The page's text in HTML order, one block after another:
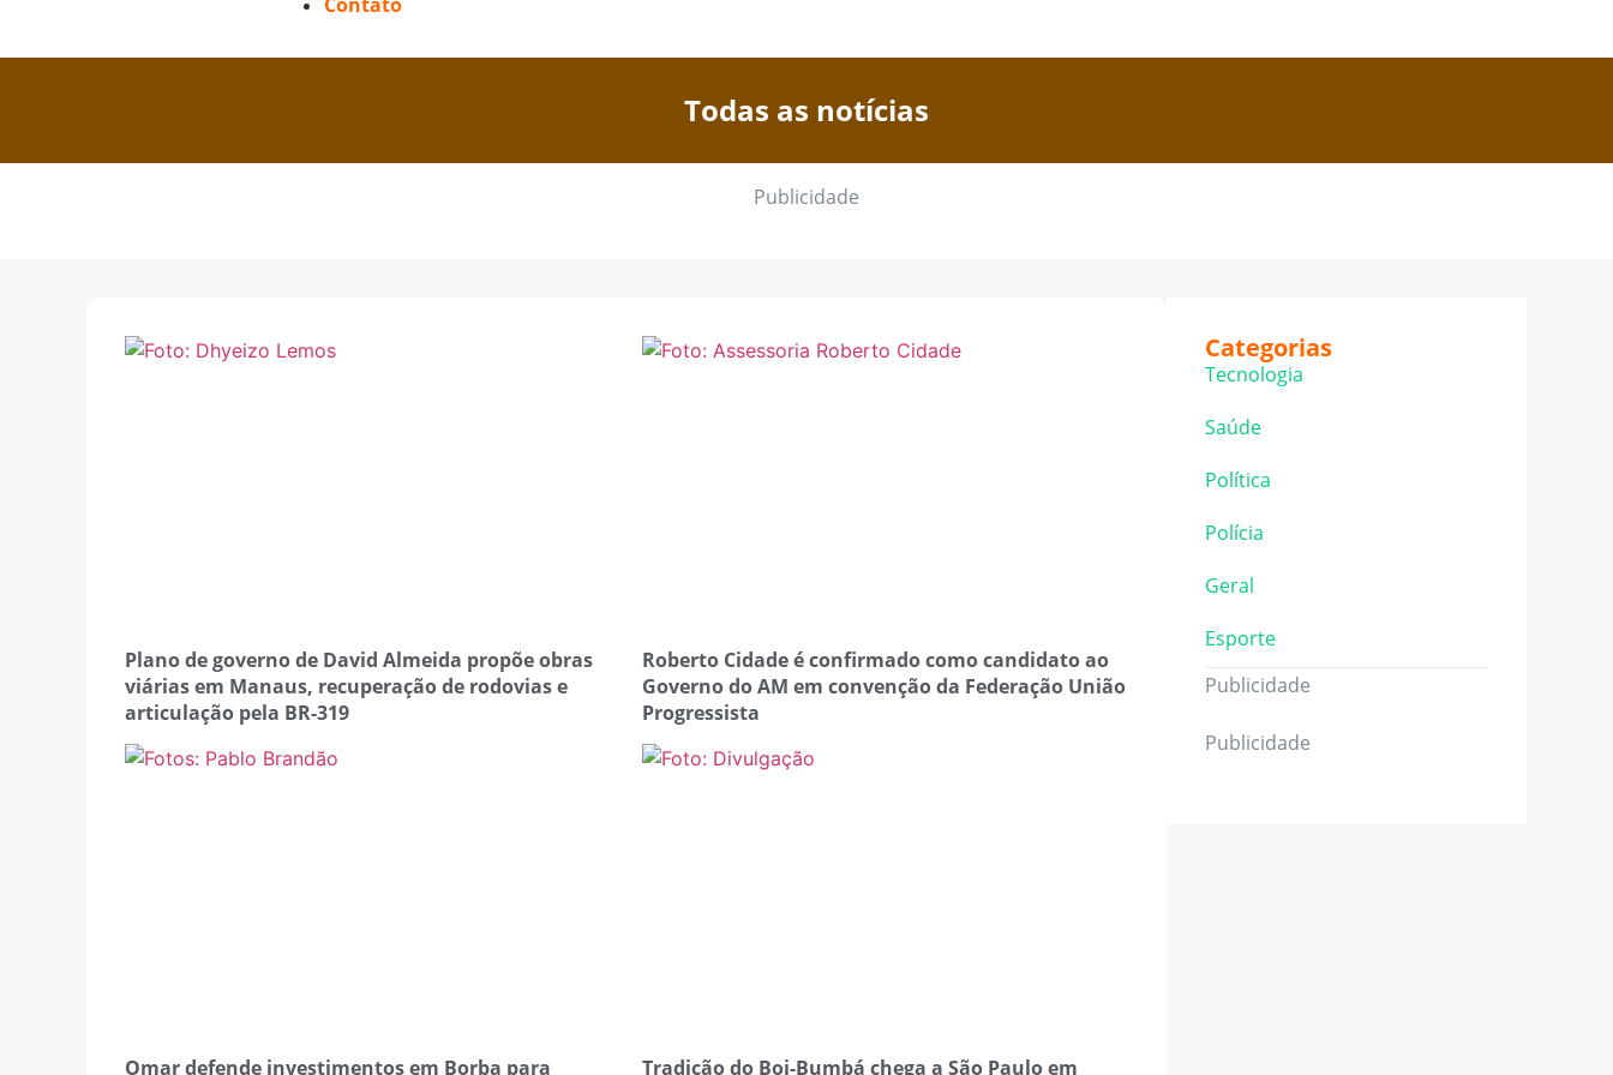
Todas as notícias
Publicidade
Plano de governo de David Almeida propõe obras
viárias em Manaus, recuperação de rodovias e
articulação pela BR-319
Roberto Cidade é confirmado como candidato ao
Governo do AM em convenção da Federação União
Progressista
Omar defende investimentos em Borba para Tradição do Boi-Bumbá chega a São Paulo em
Categorias
Tecnologia
Saúde
Política
Polícia
Geral
Esporte
Publicidade
Publicidade